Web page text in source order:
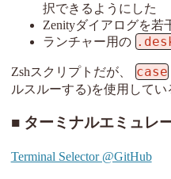
択できるようにした
Zenityダイアログを若
ランチャー用の
Zshスクリプトだが、 case
ルスルーする)を使用してい
ターミナルエミュレ
Terminal Selector @GitHub